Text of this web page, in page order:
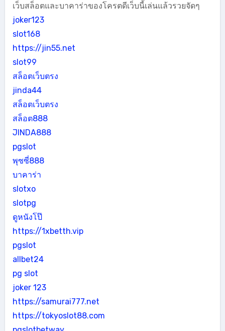
เว็บสล็อตและบาคาร่าของโครตดีเว็บนี้เล่นแล้วรวยจัดๆ
joker123
slot168
https://jin55.net
slot99
สล็อตเว็บตรง
jinda44
สล็อตเว็บตรง
สล็อต888
JINDA888
pgslot
พุซซี่888
บาคาร่า
slotxo
slotpg
ดูหนังโป๊
https://1xbetth.vip
pgslot
allbet24
pg slot
joker 123
https://samurai777.net
https://tokyoslot88.com